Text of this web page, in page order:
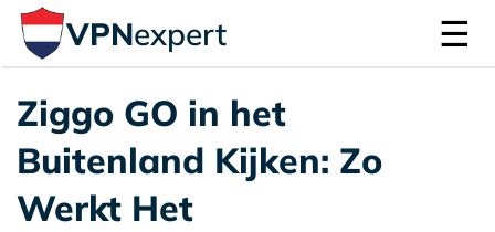
VPNexpert ☰
Ziggo GO in het
Buitenland Kijken: Zo
Werkt Het